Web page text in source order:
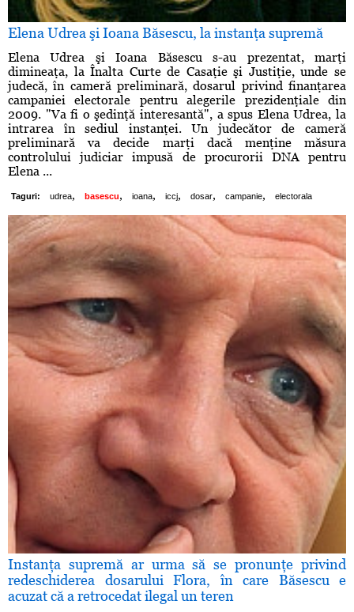
Elena Udrea şi Ioana Băsescu, la instanţa supremă
Elena Udrea şi Ioana Băsescu s-au prezentat, marţi
dimineaţa, la Înalta Curte de Casaţie şi Justiţie, unde se
judecă, în cameră preliminară, dosarul privind finanţarea
campaniei electorale pentru alegerile prezidenţiale din
2009. "Va fi o şedinţă interesantă", a spus Elena Udrea, la
intrarea în sediul instanţei. Un judecător de cameră
preliminară va decide marţi dacă menţine măsura
controlului judiciar impusă de procurorii DNA pentru
Elena ...
Taguri: udrea, basescu, ioana, iccj, dosar, campanie, electorala
Instanţa supremă ar urma să se pronunţe privind
redeschiderea dosarului Flora, în care Băsescu e
acuzat că a retrocedat ilegal un teren